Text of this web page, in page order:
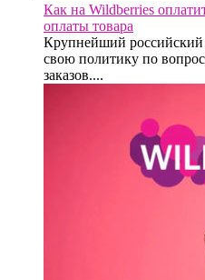
Как на Wildberries
оплаты товара
Крупнейший российский
свою политику по
заказов....